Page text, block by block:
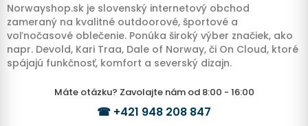
Norwayshop.sk je slovenský internetový obchod
zameraný na kvalitné outdoorové, športové a
voľnočasové oblečenie. Ponúka široký výber značiek, ako
napr. Devold, Kari Traa, Dale of Norway, či On Cloud, ktoré
spájajú funkčnosť, komfort a severský dizajn.
Máte otázku? Zavolajte nám od 8:00 - 16:00
☎ +421 948 208 847